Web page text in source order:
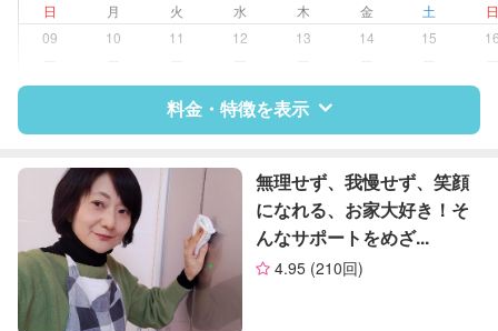
日 月 火 水 木 金 土
09
10 11 12 13 14 15
料金・特徴を表示
特徴 料金 レビュー
サポートの特徴
資格 なし
無理せず、我慢せず、笑顔
になれる、お家大好き！そ
んなサポートをめざ...
4.95 (210回)